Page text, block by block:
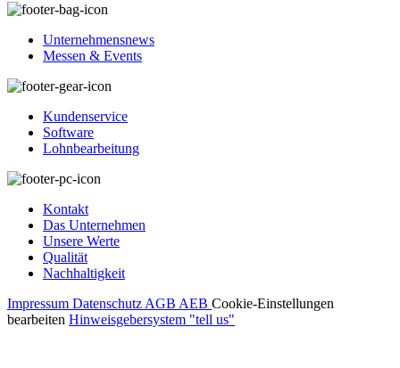
Unternehmensnews
Messen & Events
Kundenservice
Software
Lohnbearbeitung
Kontakt
Das Unternehmen
Unsere Werte
Qualität
Nachhaltigkeit
Impressum Datenschutz AGB AEB Cookie-Einstellungen
bearbeiten Hinweisgebersystem "tell us"